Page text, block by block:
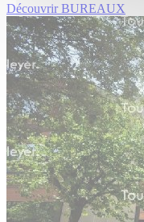
Découvrir BUREAUX